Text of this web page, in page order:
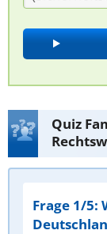
Quiz
Frage 1/5: